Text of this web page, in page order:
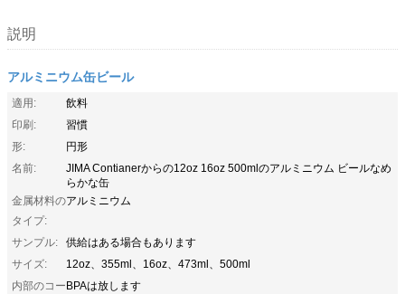
説明
アルミニウム缶ビール
適用:
飲料
印刷:
習慣
形:
円形
名前:
JIMA Contianerからの12oz 16oz 500mlのアルミニウム ビールなめ
らかな缶
金属材料の
タイプ:
アルミニウム
サンプル:
供給はある場合もあります
サイズ:
12oz、355ml、16oz、473ml、500ml
内部のコーBPAは放します